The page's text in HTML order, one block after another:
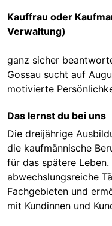
Kauffrau oder
Verwaltung)
ganz sicher
Gossau sucht auf
motivierte
Das lernst du bei uns
Die dreijährige
die kaufmännische
für das spätere
abwechslungsreiche
Fachgebieten und
mit Kundinnen und